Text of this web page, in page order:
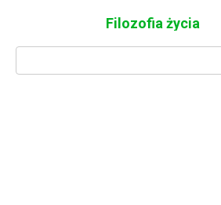
Filozofia życia
Search: